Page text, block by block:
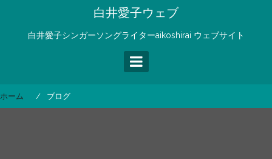
キ
白井愛子ウェブ
白井愛子シンガーソングライターaikoshirai ウェブサイト
ホーム ブログ